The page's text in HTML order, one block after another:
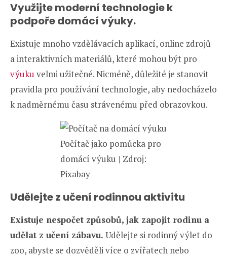
Využijte moderní technologie k
podpoře domácí výuky.
Existuje mnoho vzdělávacích aplikací, online zdrojů
a interaktivních materiálů, které mohou být pro
výuku velmi užitečné. Nicméně, důležité je stanovit
pravidla pro používání technologie, aby nedocházelo
k nadměrnému času strávenému před obrazovkou.
Počítač jako pomůcka pro
domácí výuku | Zdroj:
Pixabay
Udělejte z učení rodinnou aktivitu
Existuje nespočet způsobů, jak zapojit rodinu a
udělat z učení zábavu. Udělejte si rodinný výlet do
zoo, abyste se dozvěděli více o zvířatech nebo